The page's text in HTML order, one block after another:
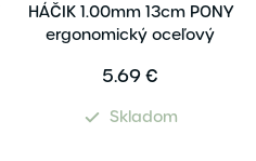
HÁČIK 1.00mm 13cm PONY
ergonomický oceľový
5.69 €
Skladom